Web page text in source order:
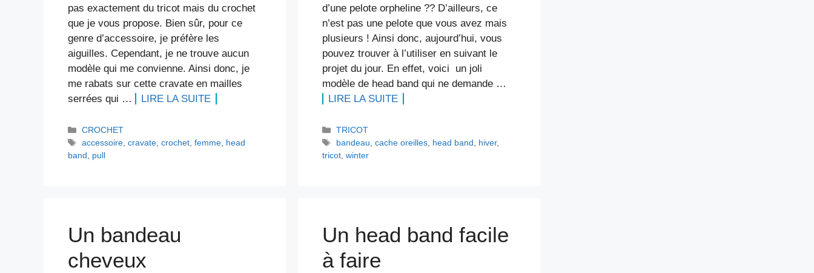
pas exactement du tricot mais du crochet
que je vous propose. Bien sûr, pour ce
genre d’accessoire, je préfère les
aiguilles. Cependant, je ne trouve aucun
modèle qui me convienne. Ainsi donc, je
me rabats sur cette cravate en mailles
serrées qui …
LIRE LA SUITE
Catégories
CROCHET
Étiquettes
accessoire,cravate,crochet,femme, head
band, pull
d’une pelote orpheline ?? D’ailleurs, ce
n’est pas une pelote que vous avez mais
plusieurs ! Ainsi donc, aujourd’hui, vous
pouvez trouver à l’utiliser en suivant le
projet du jour. En effet, voici un joli
modèle de head band qui ne demande …
LIRE LA SUITE
Catégories
TRICOT
Étiquettes
bandeau,cache oreilles, head band, hiver,
tricot, winter
Un bandeau
cheveux
Un head band facile
à faire